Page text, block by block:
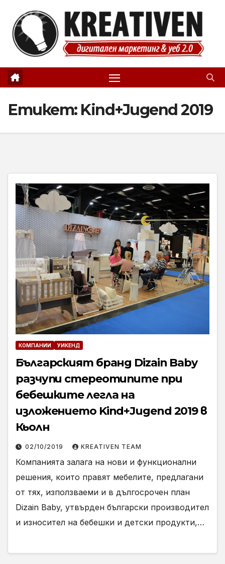
content
Етикет: Kind+Jugend 2019
КОМПАНИИ УИКЕНД
Българският бранд Dizain Baby
разчупи стереотипите при
бебешките легла на
изложението Kind+Jugend 2019 в
Кьолн
02/10/2019 KREATIVEN TEAM
Компанията залага на нови и функционални
решения, които правят мебелите, предлагани
от тях, използваеми и в дългосрочен план
Dizain Baby, утвърден български производител
и износител на бебешки и детски продукти,…